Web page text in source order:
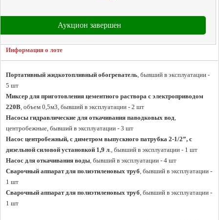
Аукцион завершен
Информация о лоте
Портативный жидкотопливный обогреватель, бывший в эксплуатации -
Миксер для приготовления цементного раствора с электроприводом
220В
Насосы гидравлические для откачивания паводковых вод,
Насос центробежный, с диметром выпускного патрубка 2-1/2”, с
дизельной силовой установкой 1,9 л
Насос для откачивания воды
Сварочный аппарат для полиэтиленовых труб, бывший в эксплуатации -
Сварочный аппарат для полиэтиленовых труб, бывший в эксплуатации -
1 шт